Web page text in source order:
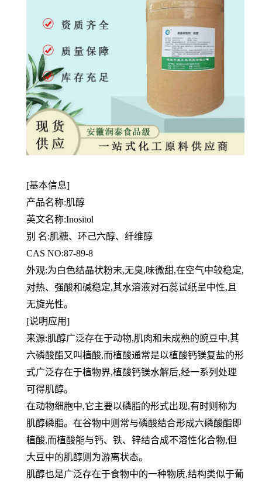
[基本信息]
产品名称:肌醇
英文名称:Inositol
别 名:肌糖、环己六醇、纤维醇
CAS NO:87-89-8
外观:为白色结晶状粉末,无臭,味微甜,在空气中较稳定,
对热、强酸和碱稳定,其水溶液对石蕊试纸呈中性,且
无旋光性。
[说明应用]
来源:肌醇广泛存在于动物,肌肉和未成熟的豌豆中,其
六磷酸酯又叫植酸,而植酸通常是以植酸钙镁复盐的形
式广泛存在于植物界,植酸钙镁水解后,经一系列处理
可得肌醇。
在动物细胞中,它主要以磷脂的形式出现,有时则称为
肌醇磷脂。在谷物中则常与磷酸结合形成六磷酸酯即
植酸,而植酸能与钙、铁、锌结合成不溶性化合物,但
大豆中的肌醇则为游离状态。
肌醇也是广泛存在于食物中的一种物质,结构类似于葡